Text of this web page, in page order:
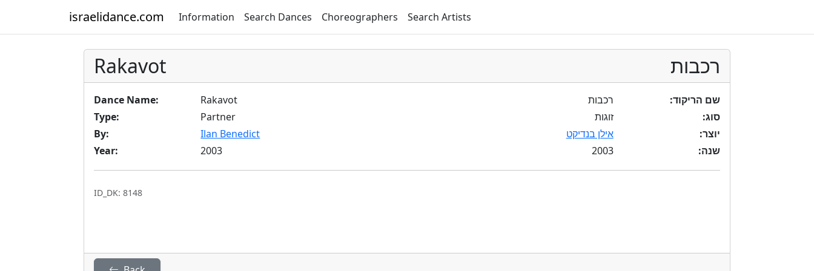
israelidance.com Information Search Dances Choreographers Search Artists
Rakavot רכבות
Dance Name:
Rakavot
Type:
Partner
By:
Ilan Benedict
Year:
2003
שם הריקוד:
רכבות
סוג:
זוגות
יוצר:
אילן בנדיקט
שנה:
2003
ID_DK: 8148